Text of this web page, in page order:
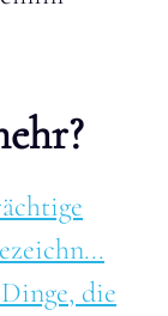
die